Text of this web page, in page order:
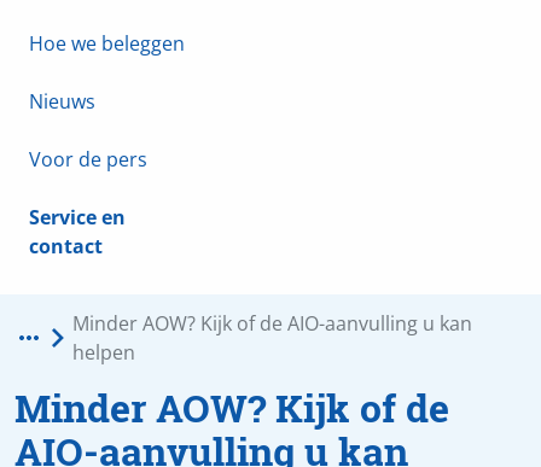
Hoe we beleggen
Nieuws
Voor de pers
Service en
contact
Minder AOW? Kijk of de
AIO-aanvulling u kan